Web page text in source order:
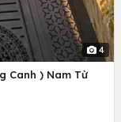
4
Canh ) Nam Từ